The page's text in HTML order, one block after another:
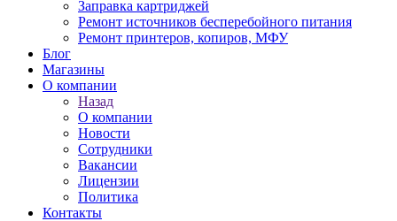
Заправка картриджей
Ремонт источников бесперебойного питания
Ремонт принтеров, копиров, МФУ
Блог
Магазины
О компании
Назад
О компании
Новости
Сотрудники
Вакансии
Лицензии
Политика
Контакты